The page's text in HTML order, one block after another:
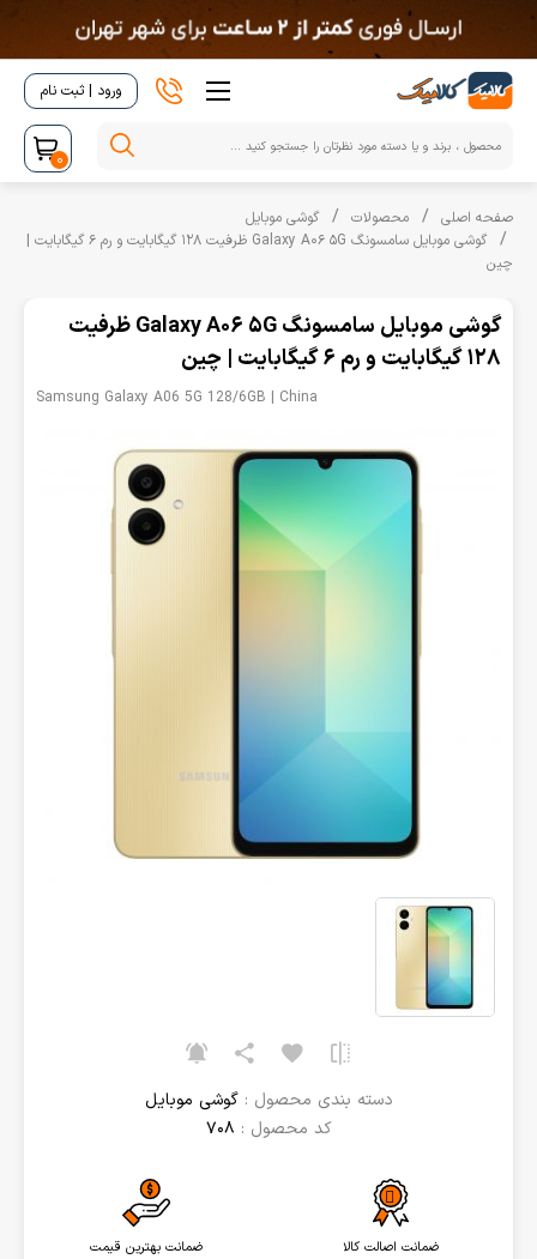
ورود | ثبت نام
0
صفحه اصلی محصولات
گوشی موبایل
گوشی موبایل سامسونگ Galaxy A06 5G ظرفیت 128 گیگابایت و رم 6 گیگابایت |
چین
دسته بندی محصول :گوشی موبایل
کد محصول : 708
ضمانت اصالت کالا ضمانت بهترین قیمت
گوشی موبایل سامسونگ Galaxy A06 5G ظرفیت
128 گیگابایت و رم 6 گیگابایت | چین
Samsung Galaxy A06 5G 128/6GB | China